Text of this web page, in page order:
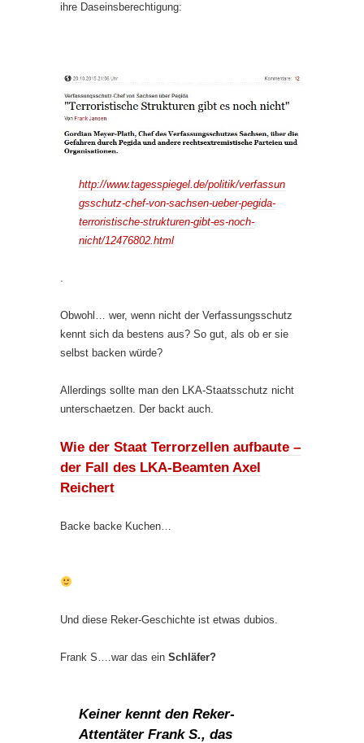
ihre Daseinsberechtigung:
http://www.tagesspiegel.de/politik/verfassun
gsschutz-chef-von-sachsen-ueber-pegida-
terroristische-strukturen-gibt-es-noch-
nicht/12476802.html
.
Obwohl… wer, wenn nicht der Verfassungsschutz
kennt sich da bestens aus? So gut, als ob er sie
selbst backen würde?
Allerdings sollte man den LKA-Staatsschutz nicht
unterschaetzen. Der backt auch.
Wie der Staat Terrorzellen aufbaute –
der Fall des LKA-Beamten Axel
Reichert
Backe backe Kuchen…
Und diese Reker-Geschichte ist etwas dubios.
Frank S….war das ein Schläfer?
Keiner kennt den Reker-
Attentäter Frank S., das